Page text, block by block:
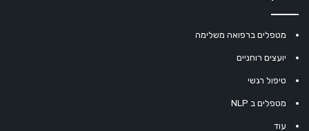
מטפלים ברפואה משלימה
יועצים רוחניים
טיפול רגשי
מטפלים ב NLP
עוד